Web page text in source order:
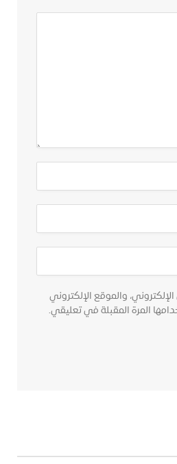
والموقع الإلكتروني
المرة المقبلة في تعليقي.